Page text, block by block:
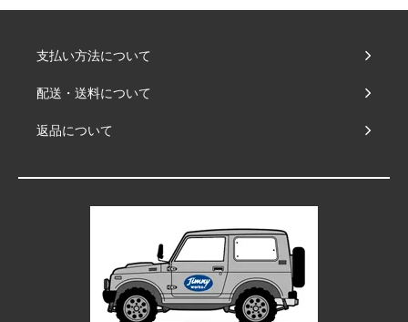
支払い方法について
配送・送料について
返品について